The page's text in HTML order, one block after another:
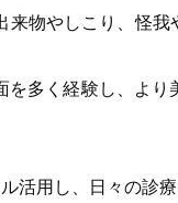
物やしこり、怪我
多く経験し、より
活用し、日々の診療